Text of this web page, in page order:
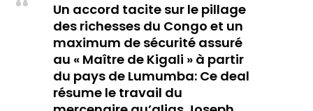
Un accord tacite sur le pillage
des richesses du Congo et un
maximum de sécurité assuré
au « Maître de Kigali » à partir
du pays de Lumumba: Ce deal
résume le travail du